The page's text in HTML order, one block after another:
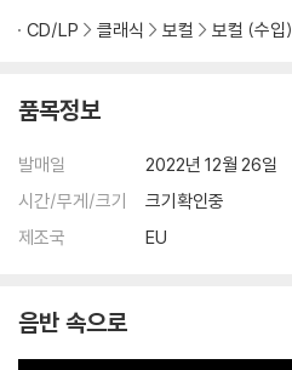
CD/LP 클래식 보컬 보컬 (수입)
품목정보
발매일
2022년 12월 26일
시간/무게/크기
크기확인중
제조국
EU
음반 속으로